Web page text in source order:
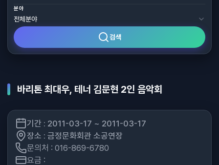
분야
검색
바리톤 최대우, 테너 김문현 2인 음악회
기간 : 2011-03-17 ~ 2011-03-17
장소 : 금정문화회관 소공연장
문의처 : 016-869-6780
요금 :